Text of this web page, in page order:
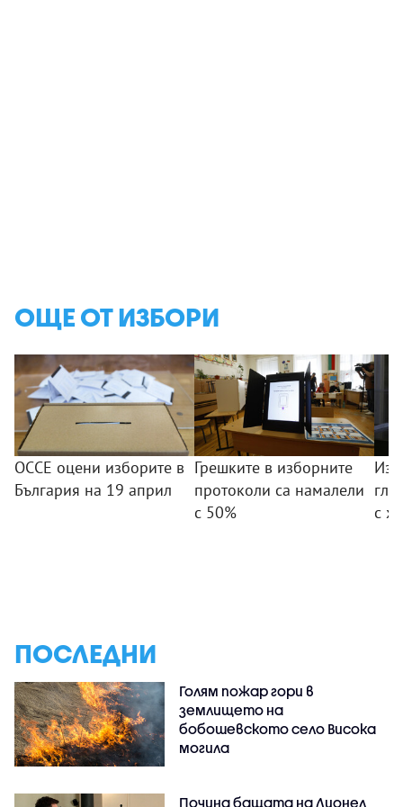
ОЩЕ ОТ ИЗБОРИ
ОССЕ оцени изборите в
България на 19 април
Грешките в изборните
протоколи са намалели
с 50%
с
ПОСЛЕДНИ
Голям пожар гори в
землището на
бобошевското село Висока
могила
Почина бащата на Лионел